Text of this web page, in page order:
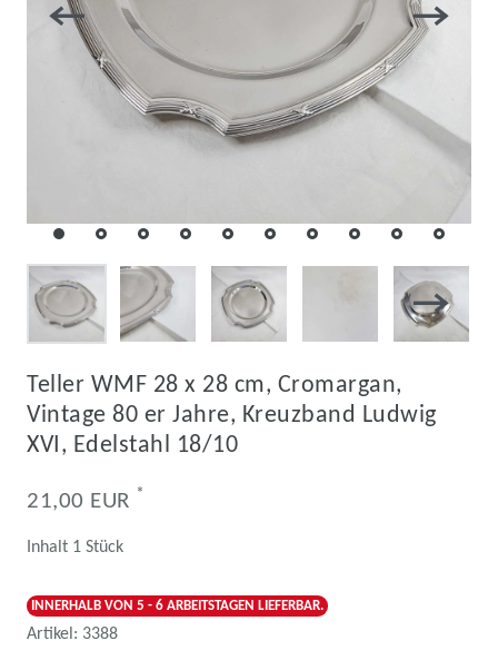
Teller WMF 28 x 28 cm, Cromargan,
Vintage 80 er Jahre, Kreuzband Ludwig
XVI, Edelstahl 18/10
21,00 EUR *
Inhalt 1 Stück
INNERHALB VON 5 - 6 ARBEITSTAGEN LIEFERBAR.
Artikel: 3388